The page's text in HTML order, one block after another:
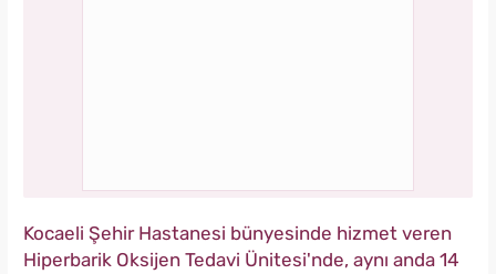
Kocaeli Şehir Hastanesi bünyesinde hizmet veren
Hiperbarik Oksijen Tedavi Ünitesi'nde, aynı anda 14